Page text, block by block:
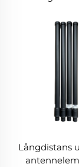
Långdistans